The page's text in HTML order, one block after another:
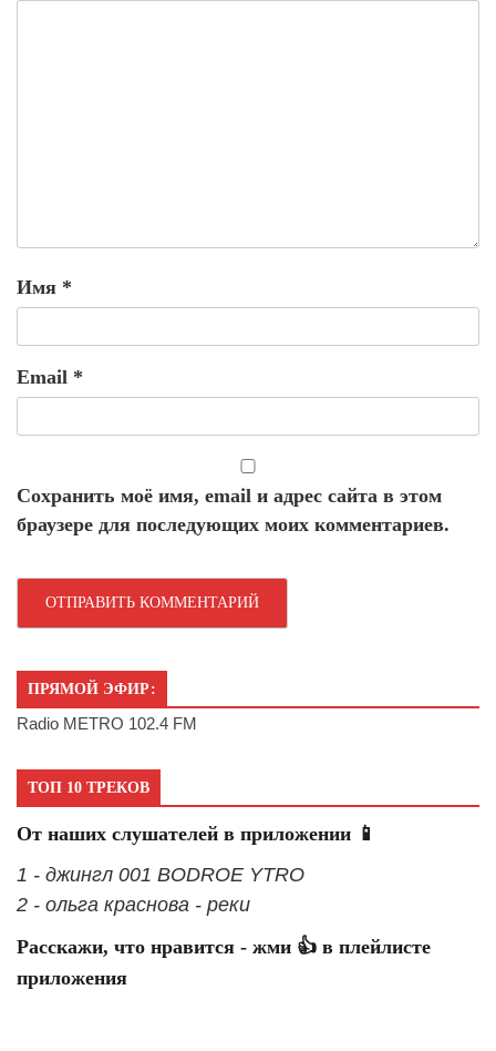
Имя *
Email *
Сохранить моё имя, email и адрес сайта в этом
браузере для последующих моих комментариев.
ПРЯМОЙ ЭФИР:
Radio METRO 102.4 FM
ТОП 10 ТРЕКОВ
От наших слушателей в приложении 📱
1 - джингл 001 BODROE YTRO
2 - ольга краснова - реки
Расскажи, что нравится - жми 👍 в плейлисте
приложения